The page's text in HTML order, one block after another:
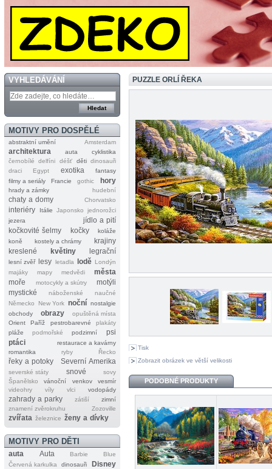
VYHLEDÁVÁNÍ
MOTIVY PRO DOSPĚLÉ
abstraktní umění Amsterdam
architektura auta
cyklistika
černobílé
delfíni déšť děti dinosauři
draci
Egypt exotika
fantasy
filmy a seriály
Francie gothic hory
hrady a zámky hudební
chaty a domy Chorvatsko
interiéry Itálie Japonsko
jednorožci
jezera
jídlo a pití
kočkovité šelmy
kočky
koláže
koně
kostely a chrámy
krajiny
kreslené
květiny legrační
lesní zvěř lesy letadla lodě Londýn
majáky
mapy medvědi
města
moře
motocykly a skútry
motýli
mystické
náboženské
naučné
Německo
New York noční nostalgie
obchody
obrazy
opuštěná místa
Orient
Paříž pestrobarevné
plakáty
pláže
podmořské podzimní
psi
ptáci
restaurace a kavárny
romantika
ryby Řecko
řeky a potoky Severní Amerika
severské státy snové
sovy
Španělsko
vánoční venkov
vesmír
videohry
víly vlci vodopády
zahrady a parky zátiší
zimní
znamení zvěrokruhu
Zozoville
zvířata železnice ženy a dívky
MOTIVY PRO DĚTI
auta Auta Barbie
Blue
Červená karkulka
dinosauři
Disney
PUZZLE ORLÍ ŘEKA
Tisk
Zobrazit obrázek ve větší velikosti
PODOBNÉ PRODUKTY